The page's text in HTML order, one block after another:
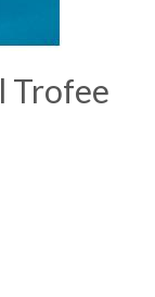
Trofee